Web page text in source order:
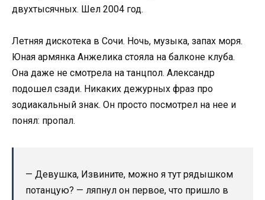
двухтысячных. Шел 2004 год.
Летняя дискотека в Сочи. Ночь, музыка, запах моря.
Юная армянка Анжелика стояла на балконе клуба.
Она даже не смотрела на танцпол. Александр
подошел сзади. Никаких дежурных фраз про
зодиакальный знак. Он просто посмотрел на нее и
понял: пропал.
— Девушка, Извините, можно я тут рядышком
потанцую? — ляпнул он первое, что пришло в